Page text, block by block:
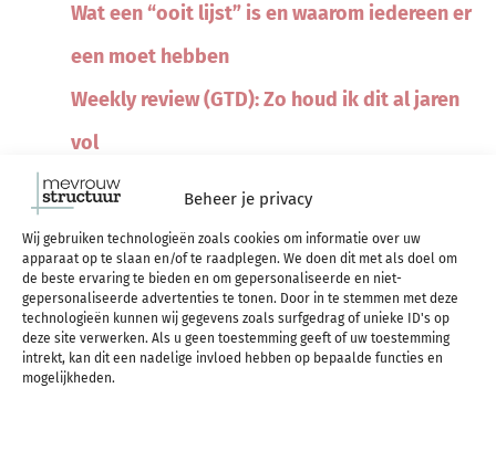
Beheer je privacy
Wij gebruiken technologieën zoals cookies om informatie over uw
apparaat op te slaan en/of te raadplegen. We doen dit met als doel om
de beste ervaring te bieden en om gepersonaliseerde en niet-
gepersonaliseerde advertenties te tonen. Door in te stemmen met deze
technologieën kunnen wij gegevens zoals surfgedrag of unieke ID's op
deze site verwerken. Als u geen toestemming geeft of uw toestemming
intrekt, kan dit een nadelige invloed hebben op bepaalde functies en
mogelijkheden.
Wat een “ooit lijst” is en waarom iedereen er
een moet hebben
Weekly review (GTD): Zo houd ik dit al jaren
vol
Wekelijkse review: de belangrijkste
bouwsteen van mijn planning
To do lijst maken op je werk: zo doe je dat
slim
Gestructureerd werken: ga meer structuur